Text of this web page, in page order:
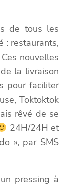
de tous les
: restaurants,
nouvelles
la livraison
pour faciliter
Toktoktok
rêvé de se
24H/24H et
», par SMS
pressing à